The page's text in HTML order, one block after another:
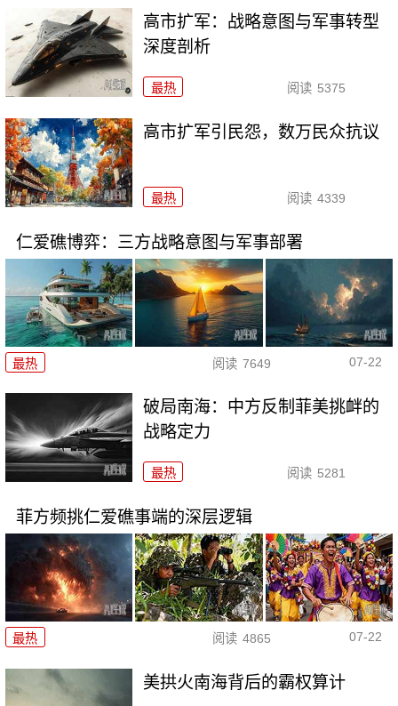
高市扩军：战略意图与军事转型
深度剖析
最热 阅读 5375
高市扩军引民怨，数万民众抗议
最热 阅读 4339
仁爱礁博弈：三方战略意图与军事部署
最热 阅读 7649 07-22
破局南海：中方反制菲美挑衅的
战略定力
最热 阅读 5281
菲方频挑仁爱礁事端的深层逻辑
最热 阅读 4865 07-22
美拱火南海背后的霸权算计